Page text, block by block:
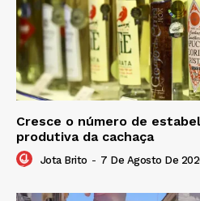
Cresce o número de
produtiva da cachaça
Jota Brito - 7 De Agosto De